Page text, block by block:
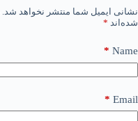
نشانی ایمیل شما منتشر نخواهد شد.
شده‌اند *
Name
*
Email
*